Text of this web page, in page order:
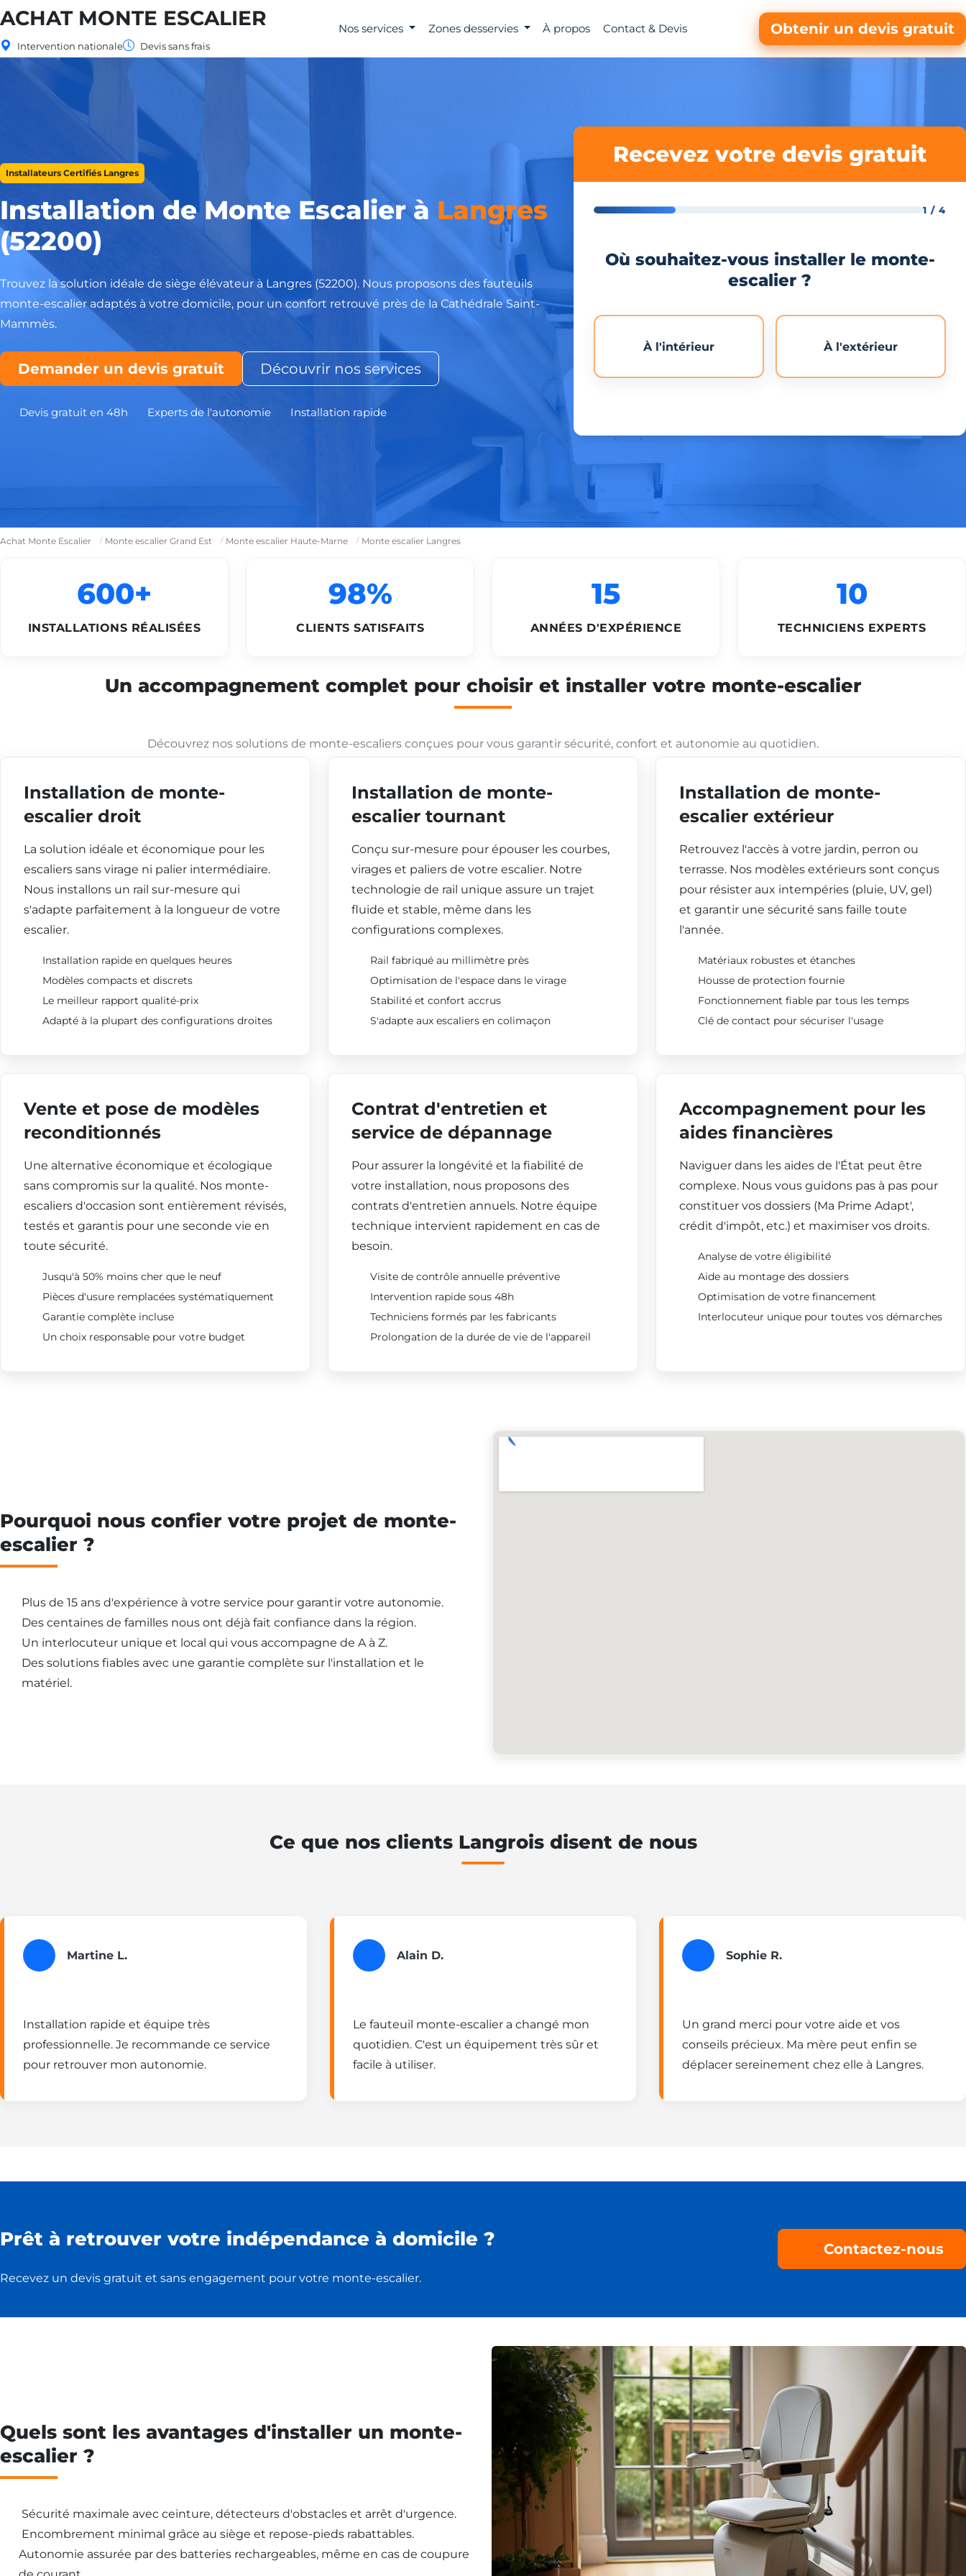
ACHAT MONTE ESCALIER
Intervention nationale Devis sans frais
Nos services Zones desservies À propos Contact & Devis Obtenir un devis gratuit
Installateurs Certifiés Langres
Installation de Monte Escalier à Langres
(52200)
Trouvez la solution idéale de siège élévateur à Langres (52200). Nous proposons des fauteuils
monte-escalier adaptés à votre domicile, pour un confort retrouvé près de la Cathédrale Saint-
Mammès.
Demander un devis gratuit Découvrir nos services
Devis gratuit en 48h Experts de l'autonomie Installation rapide
Recevez votre devis gratuit
1 / 4
Où souhaitez-vous installer le monte-
escalier ?
À l'intérieur À l'extérieur
Achat Monte Escalier Monte escalier Grand Est Monte escalier Haute-Marne Monte escalier Langres
600+
INSTALLATIONS RÉALISÉES
98%
CLIENTS SATISFAITS
15
ANNÉES D'EXPÉRIENCE
10
TECHNICIENS EXPERTS
Un accompagnement complet pour choisir et installer votre monte-escalier
Découvrez nos solutions de monte-escaliers conçues pour vous garantir sécurité, confort et autonomie au quotidien.
Installation de monte-
escalier droit
La solution idéale et économique pour les
escaliers sans virage ni palier intermédiaire.
Nous installons un rail sur-mesure qui
s'adapte parfaitement à la longueur de votre
escalier.
Installation rapide en quelques heures
Modèles compacts et discrets
Le meilleur rapport qualité-prix
Adapté à la plupart des configurations droites
Installation de monte-
escalier tournant
Conçu sur-mesure pour épouser les courbes,
virages et paliers de votre escalier. Notre
technologie de rail unique assure un trajet
fluide et stable, même dans les
configurations complexes.
Rail fabriqué au millimètre près
Optimisation de l'espace dans le virage
Stabilité et confort accrus
S'adapte aux escaliers en colimaçon
Installation de monte-
escalier extérieur
Retrouvez l'accès à votre jardin, perron ou
terrasse. Nos modèles extérieurs sont conçus
pour résister aux intempéries (pluie, UV, gel)
et garantir une sécurité sans faille toute
l'année.
Matériaux robustes et étanches
Housse de protection fournie
Fonctionnement fiable par tous les temps
Clé de contact pour sécuriser l'usage
Vente et pose de modèles
reconditionnés
Une alternative économique et écologique
sans compromis sur la qualité. Nos monte-
escaliers d'occasion sont entièrement révisés,
testés et garantis pour une seconde vie en
toute sécurité.
Jusqu'à 50% moins cher que le neuf
Pièces d'usure remplacées systématiquement
Garantie complète incluse
Un choix responsable pour votre budget
Contrat d'entretien et
service de dépannage
Pour assurer la longévité et la fiabilité de
votre installation, nous proposons des
contrats d'entretien annuels. Notre équipe
technique intervient rapidement en cas de
besoin.
Visite de contrôle annuelle préventive
Intervention rapide sous 48h
Techniciens formés par les fabricants
Prolongation de la durée de vie de l'appareil
Accompagnement pour les
aides financières
Naviguer dans les aides de l'État peut être
complexe. Nous vous guidons pas à pas pour
constituer vos dossiers (Ma Prime Adapt',
crédit d'impôt, etc.) et maximiser vos droits.
Analyse de votre éligibilité
Aide au montage des dossiers
Optimisation de votre financement
Interlocuteur unique pour toutes vos démarches
Pourquoi nous confier votre projet de monte-
escalier ?
Plus de 15 ans d'expérience à votre service pour garantir votre autonomie.
Des centaines de familles nous ont déjà fait confiance dans la région.
Un interlocuteur unique et local qui vous accompagne de A à Z.
Des solutions fiables avec une garantie complète sur l'installation et le
matériel.
Ce que nos clients Langrois disent de nous
Martine L.
Installation rapide et équipe très
professionnelle. Je recommande ce service
pour retrouver mon autonomie.
Alain D.
Le fauteuil monte-escalier a changé mon
quotidien. C'est un équipement très sûr et
facile à utiliser.
Sophie R.
Un grand merci pour votre aide et vos
conseils précieux. Ma mère peut enfin se
déplacer sereinement chez elle à Langres.
Prêt à retrouver votre indépendance à domicile ?
Recevez un devis gratuit et sans engagement pour votre monte-escalier.
Contactez-nous
Quels sont les avantages d'installer un monte-
escalier ?
Sécurité maximale avec ceinture, détecteurs d'obstacles et arrêt d'urgence.
Encombrement minimal grâce au siège et repose-pieds rabattables.
Autonomie assurée par des batteries rechargeables, même en cas de coupure